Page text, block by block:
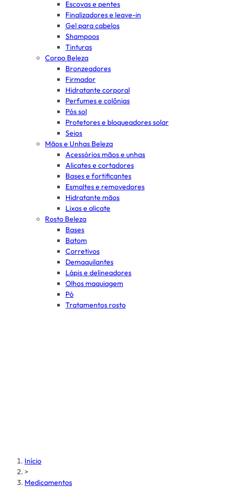
Escovas e pentes
Finalizadores e leave-in
Gel para cabelos
Shampoos
Tinturas
Corpo Beleza
Bronzeadores
Firmador
Hidratante corporal
Perfumes e colônias
Pós sol
Protetores e bloqueadores solar
Seios
Mãos e Unhas Beleza
Acessórios mãos e unhas
Alicates e cortadores
Bases e fortificantes
Esmaltes e removedores
Hidratante mãos
Lixas e alicate
Rosto Beleza
Bases
Batom
Corretivos
Demaquilantes
Lápis e delineadores
Olhos maquiagem
Pó
Tratamentos rosto
Início
>
Medicamentos